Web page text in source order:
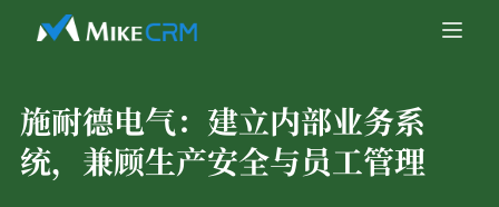
施耐德电气： 建立内部业务系
统，兼顾生产安全与员工管理